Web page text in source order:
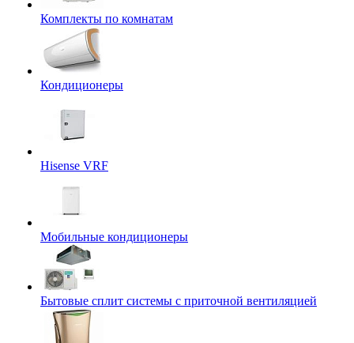
Комплекты по комнатам
Кондиционеры
Hisense VRF
Мобильные кондиционеры
Бытовые сплит системы с приточной вентиляцией